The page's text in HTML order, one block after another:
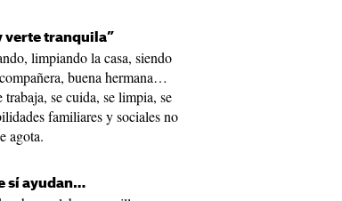
verte tranquila”
limpiando la casa, siendo
buena hermana…
se cuida, se limpia, se
familiares y sociales no
agota.
sí ayudan…